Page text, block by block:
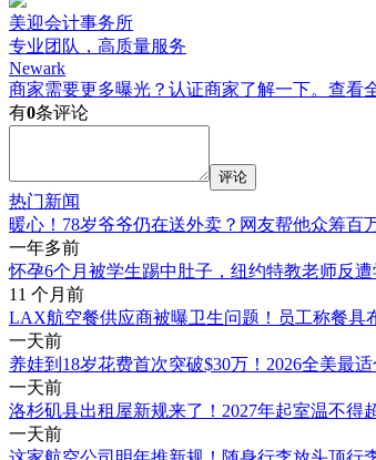
美迎会计事务所
专业团队，高质量服务
Newark
商家需要更多曝光？认证商家了解一下。 查看
有0条评论
评论
热门新闻
暖心！78岁爷爷仍在送外卖？网友帮他众筹百
一年多前
怀孕6个月被学生踢中肚子，纽约特教老师反
11 个月前
LAX航空餐供应商被曝卫生问题！员工称餐具
一天前
养娃到18岁花费首次突破$30万！2026全美最
一天前
洛杉矶县出租屋新规来了！2027年起室温不得
一天前